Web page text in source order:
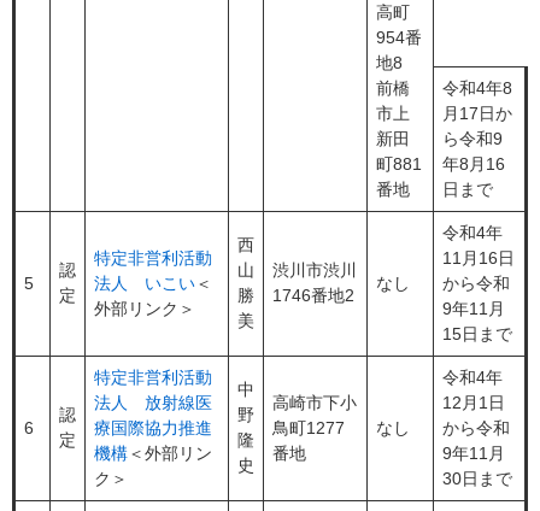
高町
954番
地8
前橋
市上
新田
町881
番地
令和4年8
月17日か
ら令和9
年8月16
日まで
5
認
定
特定非営利活動
法人 いこい＜
外部リンク＞
西
山
勝
美
渋川市渋川
1746番地2
なし
令和4年
11月16日
から令和
9年11月
15日まで
6
認
定
特定非営利活動
法人 放射線医
療国際協力推進
機構＜外部リン
ク＞
中
野
隆
史
高崎市下小
鳥町1277
番地
なし
令和4年
12月1日
から令和
9年11月
30日まで